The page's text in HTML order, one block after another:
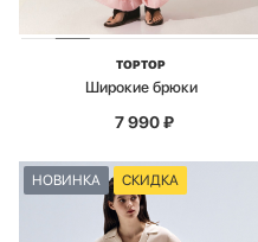
TOPTOP
Широкие брюки
7 990₽
НОВИНКА СКИДКА